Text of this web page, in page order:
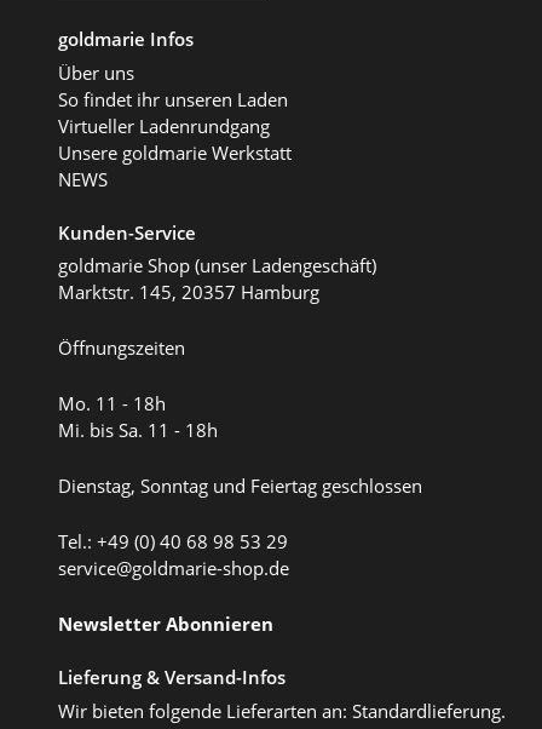
goldmarie Infos
Über uns
So findet ihr unseren Laden
Virtueller Ladenrundgang
Unsere goldmarie Werkstatt
NEWS
Kunden-Service
goldmarie Shop (unser Ladengeschäft)
Marktstr. 145, 20357 Hamburg
Öffnungszeiten
Mo. 11 - 18h
Mi. bis Sa. 11 - 18h
Dienstag, Sonntag und Feiertag geschlossen
Tel.: +49 (0) 40 68 98 53 29
service@goldmarie-shop.de
Newsletter Abonnieren
Lieferung & Versand-Infos
Wir bieten folgende Lieferarten an: Standardlieferung.